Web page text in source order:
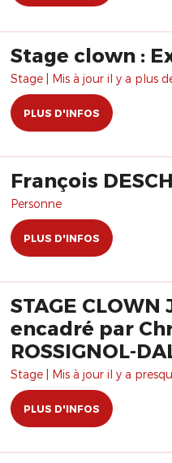
Stage clown :
Stage | Mis à jour il y a plus
PLUS D'INFOS
François
Personne
PLUS D'INFOS
STAGE CLOWN
encadré par
ROSSIGNOL-
Stage | Mis à jour il y a
PLUS D'INFOS